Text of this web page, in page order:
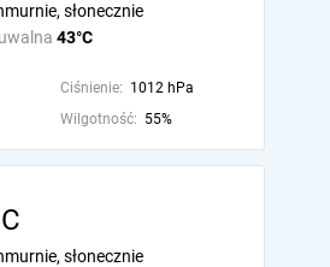
43°C
słonecznie
Ciśnienie: 1012 hPa
Wilgotność: 55%
słonecznie